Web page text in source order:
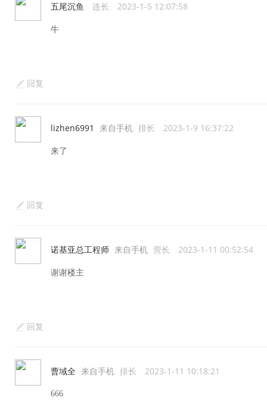
五尾沉鱼 连长 2023-1-5 12:07:58
牛
回复
lizhen6991 来自手机 排长 2023-1-9 16:37:22
来了
回复
诺基亚总工程师 来自手机 营长 2023-1-11 00:52:54
谢谢楼主
回复
曹域全 来自手机 排长 2023-1-11 10:18:21
666